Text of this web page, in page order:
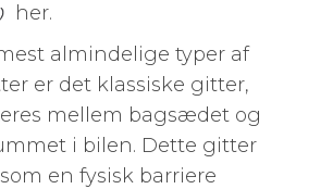
her.
almindelige typer af
er det klassiske gitter,
mellem bagsædet og
i bilen. Dette gitter
en fysisk barriere